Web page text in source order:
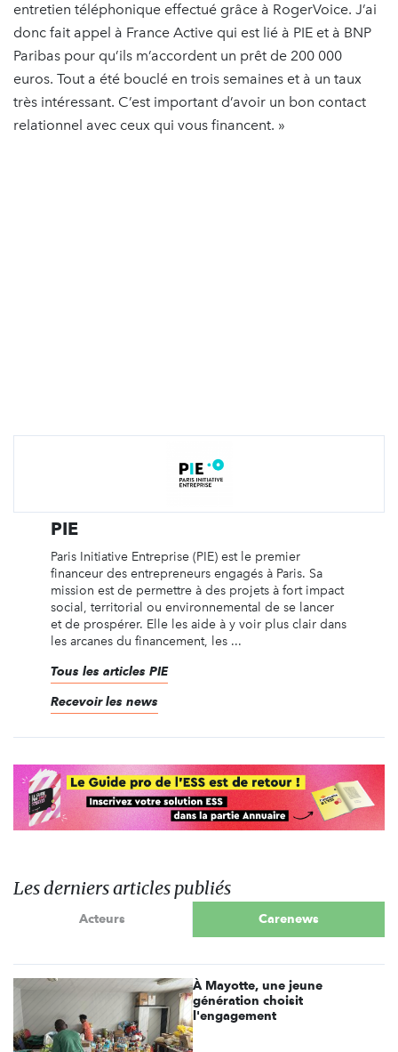
entretien téléphonique effectué grâce à RogerVoice. J’ai
donc fait appel à France Active qui est lié à PIE et à BNP
Paribas pour qu’ils m’accordent un prêt de 200 000
euros. Tout a été bouclé en trois semaines et à un taux
très intéressant. C’est important d’avoir un bon contact
relationnel avec ceux qui vous financent. »
PIE
Paris Initiative Entreprise (PIE) est le premier
financeur des entrepreneurs engagés à Paris. Sa
mission est de permettre à des projets à fort impact
social, territorial ou environnemental de se lancer
et de prospérer. Elle les aide à y voir plus clair dans
les arcanes du financement, les ...
Tous les articles PIE
Recevoir les news
Les derniers articles publiés
Acteurs Carenews
À Mayotte, une jeune
génération choisit
l'engagement